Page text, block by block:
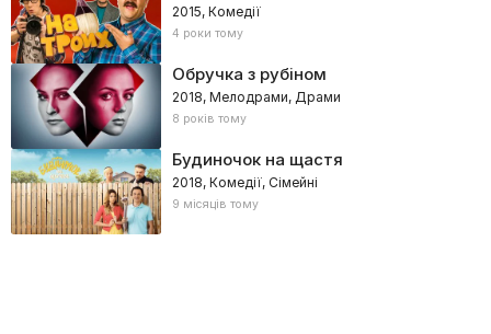
2015, Комедії
4 роки тому
Обручка з рубіном
2018, Мелодрами, Драми
8 років тому
Будиночок на щастя
2018, Комедії, Сімейні
9 місяців тому